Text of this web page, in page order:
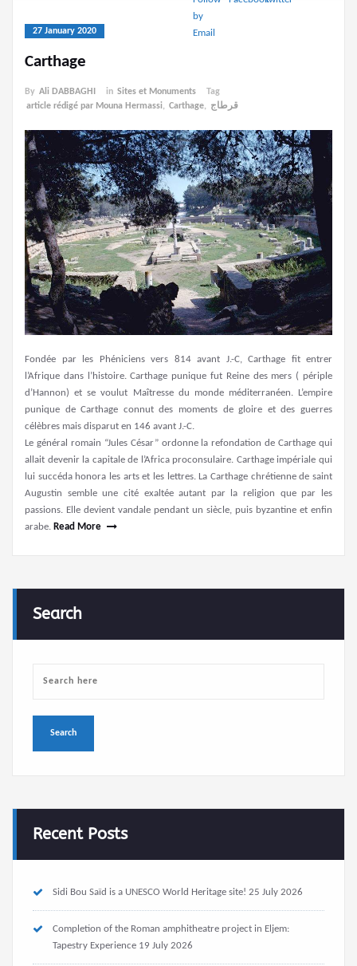
27 January 2020
Carthage
By Ali DABBAGHI in Sites et Monuments
Tag
article rédigé par Mouna Hermassi, Carthage, قرطاج
Fondée par les Phéniciens vers 814 avant J.-C, Carthage fit entrer
l’Afrique dans l’histoire. Carthage punique fut Reine des mers ( périple
d’Hannon) et se voulut Maîtresse du monde méditerranéen. L’empire
punique de Carthage connut des moments de gloire et des guerres
célèbres mais disparut en 146 avant J.-C.
Le général romain “Jules César” ordonne la refondation de Carthage qui
allait devenir la capitale de l’Africa proconsulaire. Carthage impériale qui
lui succéda honora les arts et les lettres. La Carthage chrétienne de saint
Augustin semble une cité exaltée autant par la religion que par les
passions. Elle devient vandale pendant un siècle, puis byzantine et enfin
arabe. Read More
Search
Recent Posts
Sidi Bou Saïd is a UNESCO World Heritage site! 25 July 2026
Completion of the Roman amphitheatre project in Eljem:
Tapestry Experience 19 July 2026